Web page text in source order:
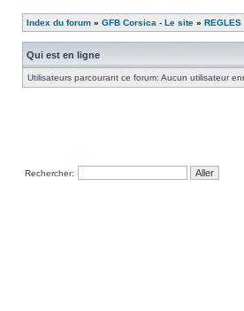
Index du forum » GFB Corsica - Le site » REGLES
Qui est en ligne
Utilisateurs parcourant ce forum: Aucun utilisateur
Rechercher: